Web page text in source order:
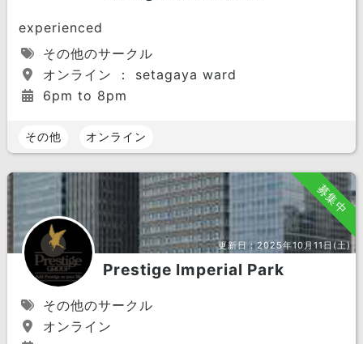
experienced
その他のサークル
オンライン ： setagaya ward
6pm to 8pm
その他 オンライン
募集中
更新日：2025年10月11日(土)
Prestige Imperial Park
その他のサークル
オンライン